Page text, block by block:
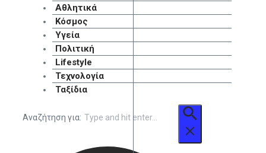
Αθλητικά
Κόσμος
Υγεία
Πολιτική
Lifestyle
Τεχνολογία
Ταξίδια
Αναζήτηση για: